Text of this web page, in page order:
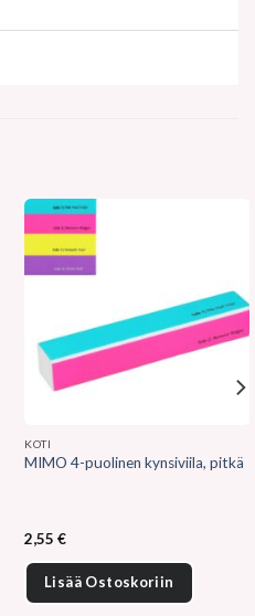
KOTI
MIMO 4-puolinen kynsiviila, pitkä
2,55€
Lisää Ostoskoriin